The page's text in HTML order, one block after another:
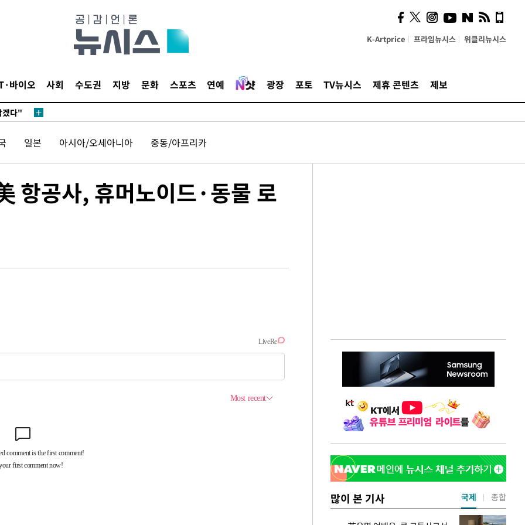
K-Artprice 프라임뉴시스 위클리뉴시스
바이오 사회 수도권 지방 문화 스포츠 연예 광장 포토 TV뉴시스 제휴 콘텐츠 제보
속[다음
려 죄
속[다음
일본 아시아/오세아니아 중동/아프리카
항공사, 휴머노이드·동물 로
많이 본 기사 국제 종합